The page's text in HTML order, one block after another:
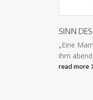
des Lebens. Sie guckt